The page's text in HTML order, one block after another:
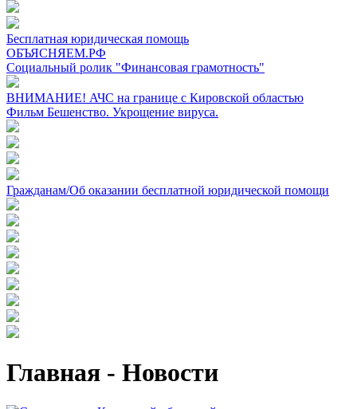
Бесплатная юридическая помощь
ОБЪЯСНЯЕМ.РФ
Социальный ролик "Финансовая грамотность"
ВНИМАНИЕ! АЧС на границе с Кировской областью
Фильм Бешенство. Укрощение вируса.
Гражданам/Об оказании бесплатной юридической помощи
Главная - Новости